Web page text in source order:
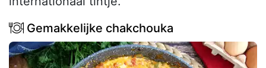
Gemakkelijke chakchouka